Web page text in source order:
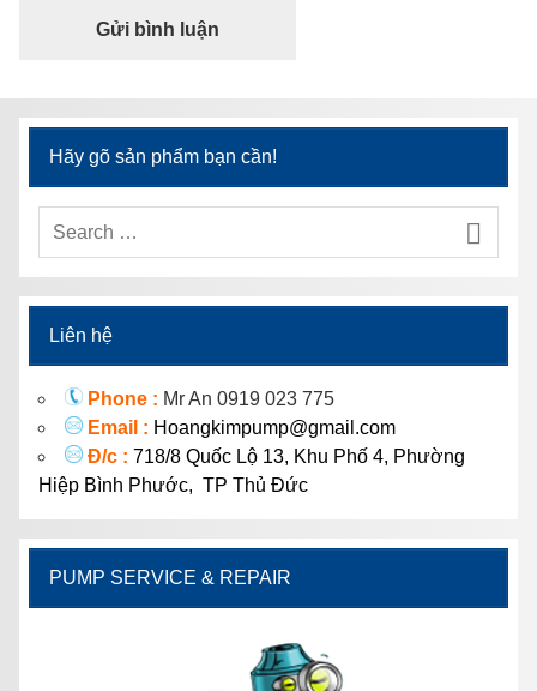
Hãy gõ sản phẩm bạn cần!
Liên hệ
Phone : Mr An 0919 023 775
Email : Hoangkimpump@gmail.com
Đ/c : 718/8 Quốc Lộ 13, Khu Phố 4, Phường
Hiệp Bình Phước, TP Thủ Đức
PUMP SERVICE & REPAIR